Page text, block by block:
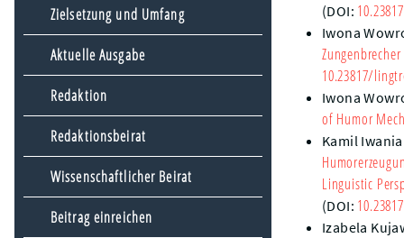
Zielsetzung und Umfang
Aktuelle Ausgabe
Redaktion
Redaktionsbeirat
Wissenschaftlicher Beirat
Beitrag einreichen
(DOI:
Iwona
Zungenbrecher
10.23817/
Iwona
of Humor
Kamil
Linguistic
(DOI:
Izabela